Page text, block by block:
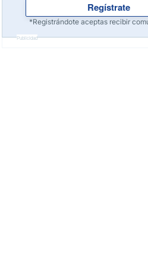
Regístrate
*Registrándote aceptas recibir
Publicidad